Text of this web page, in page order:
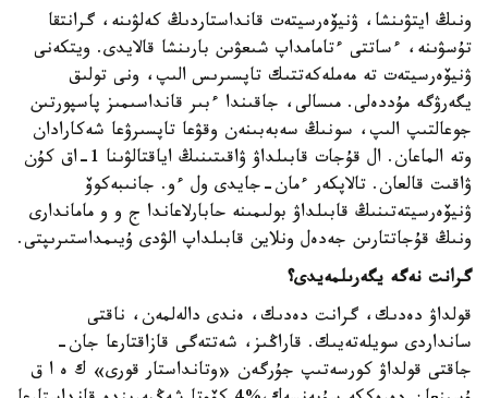
ونىڭ ايتۋىنشا، ۋنيۆەرسيتەت قانداستاردىڭ كەلۋىنە، گرانتقا
تۇسۋىنە، ءساتتى ءتامامداپ شىعۋىن بارىنشا قالايدى. ويتكەنى
ۋنيۆەرسيتەت تە مەملەكەتتىك تاپسىرىس الىپ، ونى تولىق
يگەرۋگە مۇددەلى. مىسالى، جاقىندا ءبىر قانداسىمىز پاسپورتىن
جوعالتىپ الىپ، سونىڭ سەبەبىنەن وقۋعا تاپسىرۋعا شەكارادان
وتە الماعان. ال قۇجات قابىلداۋ ۋاقىتىنىڭ اياقتالۋىنا 1-اق كۇن
ۋاقىت قالعان. تالاپكەر ءمان-جايدى ول ءو. جانىبەكوۆ
ۋنيۆەرسيتەتىنىڭ قابىلداۋ بولىمىنە حابارلاعاندا ج و و ماماندارى
ونىڭ قۇجاتتارىن جەدەل ونلاين قابىلداپ الۋدى ۇيىمداستىرىپتى.
گرانت نەگە يگەرىلمەيدى؟
قولداۋ دەدىك، گرانت دەدىك، ەندى دالەلمەن، ناقتى
سانداردى سويلەتەيىك. قاراڭىز، شەتتەگى قازاقتارعا جان-
جاقتى قولداۋ كورسەتىپ جۇرگەن «وتانداستار قورى» ك ە ا ق